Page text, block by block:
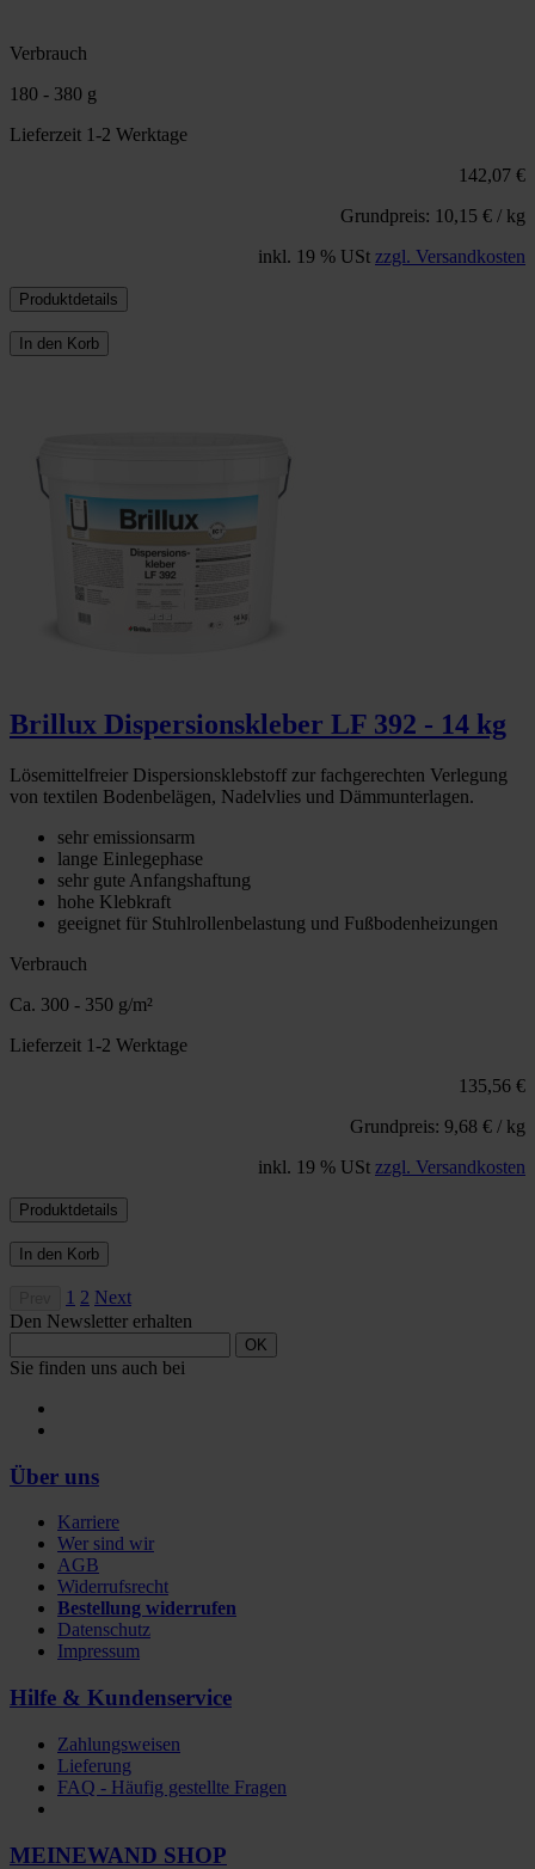
Verbrauch
180 - 380 g
Lieferzeit 1-2 Werktage
142,07 €
Grundpreis: 10,15 € / kg
inkl. 19 % USt zzgl. Versandkosten
Produktdetails
In den Korb
Brillux Dispersionskleber LF 392 - 14 kg
Lösemittelfreier Dispersionsklebstoff zur fachgerechten Verlegung
von textilen Bodenbelägen, Nadelvlies und Dämmunterlagen.
sehr emissionsarm
lange Einlegephase
sehr gute Anfangshaftung
hohe Klebkraft
geeignet für Stuhlrollenbelastung und Fußbodenheizungen
Verbrauch
Ca. 300 - 350 g/m²
Lieferzeit 1-2 Werktage
135,56 €
Grundpreis: 9,68 € / kg
inkl. 19 % USt zzgl. Versandkosten
Produktdetails
In den Korb
1 2 Next
Den Newsletter erhalten
OK
Sie finden uns auch bei
Über uns
Karriere
Wer sind wir
AGB
Widerrufsrecht
Bestellung widerrufen
Datenschutz
Impressum
Hilfe & Kundenservice
Zahlungsweisen
Lieferung
FAQ - Häufig gestellte Fragen
MEINEWAND SHOP